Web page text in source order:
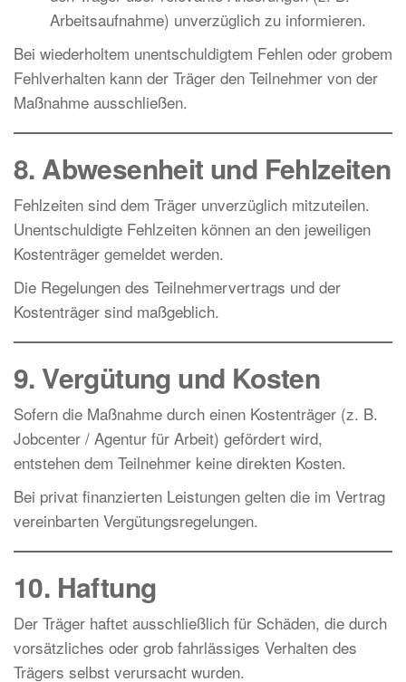
Arbeitsaufnahme) unverzüglich zu informieren.
Bei wiederholtem unentschuldigtem Fehlen oder grobem
Fehlverhalten kann der Träger den Teilnehmer von der
Maßnahme ausschließen.
8. Abwesenheit und Fehlzeiten
Fehlzeiten sind dem Träger unverzüglich mitzuteilen.
Unentschuldigte Fehlzeiten können an den jeweiligen
Kostenträger gemeldet werden.
Die Regelungen des Teilnehmervertrags und der
Kostenträger sind maßgeblich.
9. Vergütung und Kosten
Sofern die Maßnahme durch einen Kostenträger (z. B.
Jobcenter / Agentur für Arbeit) gefördert wird,
entstehen dem Teilnehmer keine direkten Kosten.
Bei privat finanzierten Leistungen gelten die im Vertrag
vereinbarten Vergütungsregelungen.
10. Haftung
Der Träger haftet ausschließlich für Schäden, die durch
vorsätzliches oder grob fahrlässiges Verhalten des
Trägers selbst verursacht wurden.